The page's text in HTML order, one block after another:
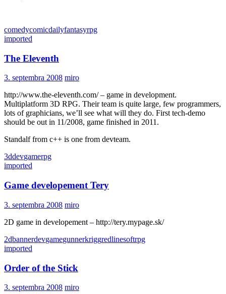
comedycomicdailyfantasyrpg
imported
The Eleventh
3. septembra 2008 miro
http://www.the-eleventh.com/ – game in development.
Multiplatform 3D RPG. Their team is quite large, few programmers,
lots of graphicians, we’ll see what will they do. First tech-demo
should be out in 11/2008, game finished in 2011.
Standalf from c++ is one from devteam.
3ddevgamerpg
imported
Game developement Tery
3. septembra 2008 miro
2D game in developement – http://tery.mypage.sk/
2dbannerdevgamegunnerkriggredlinesoftrpg
imported
Order of the Stick
3. septembra 2008 miro